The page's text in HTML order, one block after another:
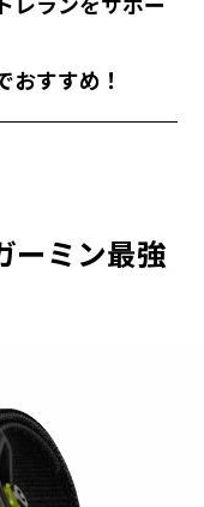
おすすめ！
ーミン最強